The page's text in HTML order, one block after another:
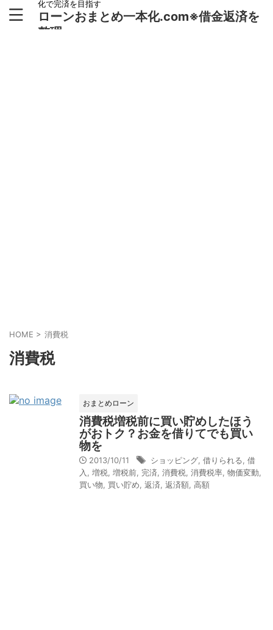
化で完済を目指す
ローンおまとめ一本化.com※借金返済を
整理
HOME > 消費税
消費税
おまとめローン
消費税増税前に買い貯めしたほう
がおトク？お金を借りてでも買い
物を
2013/10/11 ショッピング 借りられる 借
入
増税 増税前 完済 消費税 消費税率 物価変動
買い物
買い貯め 返済 返済額 高額